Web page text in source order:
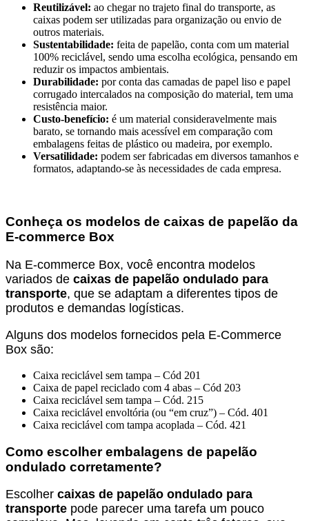
Reutilizável: ao chegar no trajeto final do transporte, as
caixas podem ser utilizadas para organização ou envio de
outros materiais.
Sustentabilidade: feita de papelão, conta com um material
100% reciclável, sendo uma escolha ecológica, pensando em
reduzir os impactos ambientais.
Durabilidade: por conta das camadas de papel liso e papel
corrugado intercalados na composição do material, tem uma
resistência maior.
Custo-benefício: é um material consideravelmente mais
barato, se tornando mais acessível em comparação com
embalagens feitas de plástico ou madeira, por exemplo.
Versatilidade: podem ser fabricadas em diversos tamanhos e
formatos, adaptando-se às necessidades de cada empresa.
Conheça os modelos de caixas de papelão da
E-commerce Box
Na E-commerce Box, você encontra modelos
variados de caixas de papelão ondulado para
transporte, que se adaptam a diferentes tipos de
produtos e demandas logísticas.
Alguns dos modelos fornecidos pela E-Commerce
Box são:
Caixa reciclável sem tampa – Cód 201
Caixa de papel reciclado com 4 abas – Cód 203
Caixa reciclável sem tampa – Cód. 215
Caixa reciclável envoltória (ou “em cruz”) – Cód. 401
Caixa reciclável com tampa acoplada – Cód. 421
Como escolher embalagens de papelão
ondulado corretamente?
Escolher caixas de papelão ondulado para
transporte pode parecer uma tarefa um pouco